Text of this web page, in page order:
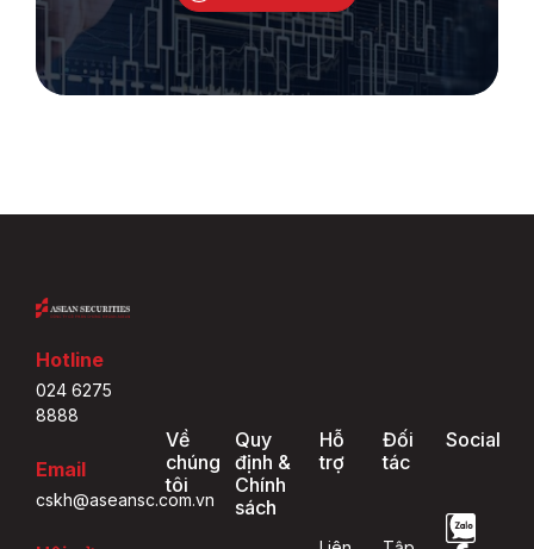
Hotline
024 6275
8888
Email
cskh@aseansc.com.vn
Về
chúng
tôi
Quy
định &
Chính
sách
Hỗ
trợ
Đối
tác
Social